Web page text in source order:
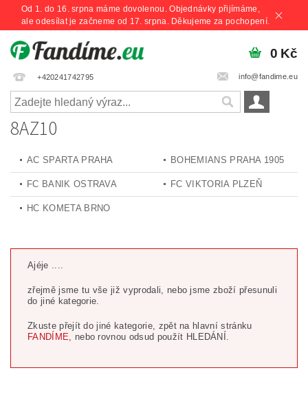
Od 1. do 16. srpna máme dovolenou. Objednávky přijímáme,
ale odesílat je začneme od 17. srpna. Děkujeme za pochopení.
+420241742795 info@fandime.eu
0 Kč
8AZ10
AC SPARTA PRAHA BOHEMIANS PRAHA 1905
FC BANIK OSTRAVA FC VIKTORIA PLZEŇ
HC KOMETA BRNO
Ajéje ....
zřejmě jsme tu vše již vyprodali, nebo jsme zboží přesunuli
do jiné kategorie.
Zkuste přejít do jiné kategorie, zpět na hlavní stránku
FANDÍME, nebo rovnou odsud použít HLEDÁNÍ.